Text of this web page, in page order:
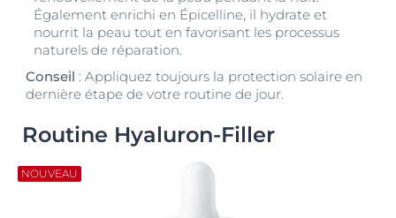
Également enrichi en Épicelline, il hydrate et
nourrit la peau tout en favorisant les processus
naturels de réparation.
Conseil : Appliquez toujours la protection solaire en
dernière étape de votre routine de jour.
Routine Hyaluron-Filler
NOUVEAU